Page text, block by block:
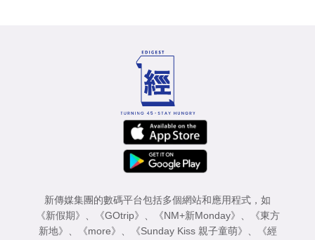
新傳媒集團的數碼平台包括多個網站和應用程式，如
《新假期》 、 《GOtrip》 、 《NM+新Monday》 、
《東方
新地》 、 《more》 、 《Sunday Kiss 親子童萌》 、
《經